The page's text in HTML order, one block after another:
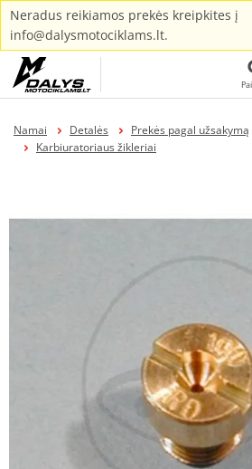
Neradus reikiamos prekės kreipkites į
info@dalysmotociklams.lt.
Namai Detalės
Prekės pagal užsakymą
Karbiuratoriaus žikleriai